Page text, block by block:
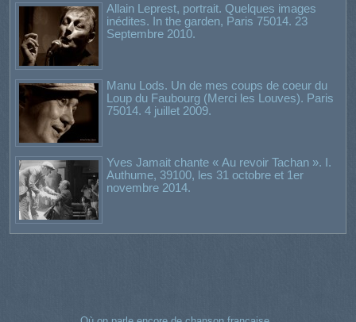
Allain Leprest, portrait. Quelques images
inédites. In the garden, Paris 75014. 23
Septembre 2010.
Manu Lods. Un de mes coups de coeur du
Loup du Faubourg (Merci les Louves). Paris
75014. 4 juillet 2009.
Yves Jamait chante « Au revoir Tachan ». I.
Authume, 39100, les 31 octobre et 1er
novembre 2014.